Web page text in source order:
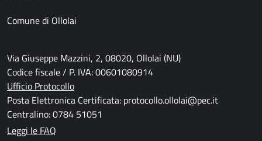
Comune di Ollolai
Via Giuseppe Mazzini, 2, 08020, Ollolai (NU)
Codice fiscale / P. IVA: 00601080914
Ufficio Protocollo
Posta Elettronica Certificata: protocollo.ollolai@pec.it
Centralino: 0784 51051
Leggi le FAQ